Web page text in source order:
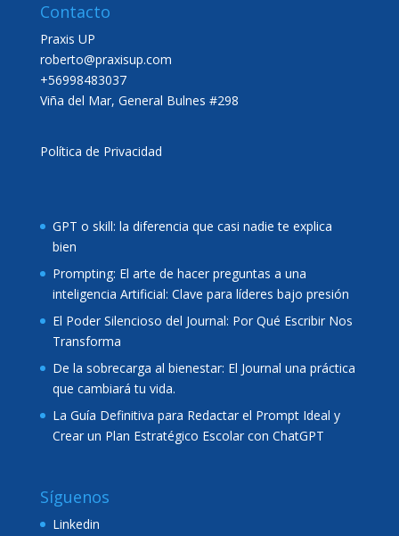
Contacto
Praxis UP
roberto@praxisup.com
+56998483037
Viña del Mar, General Bulnes #298
Política de Privacidad
GPT o skill: la diferencia que casi nadie te explica
bien
Prompting: El arte de hacer preguntas a una
inteligencia Artificial: Clave para líderes bajo presión
El Poder Silencioso del Journal: Por Qué Escribir Nos
Transforma
De la sobrecarga al bienestar: El Journal una práctica
que cambiará tu vida.
La Guía Definitiva para Redactar el Prompt Ideal y
Crear un Plan Estratégico Escolar con ChatGPT
Síguenos
Linkedin